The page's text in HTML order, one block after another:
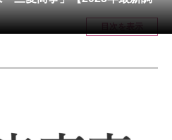
目次を表示